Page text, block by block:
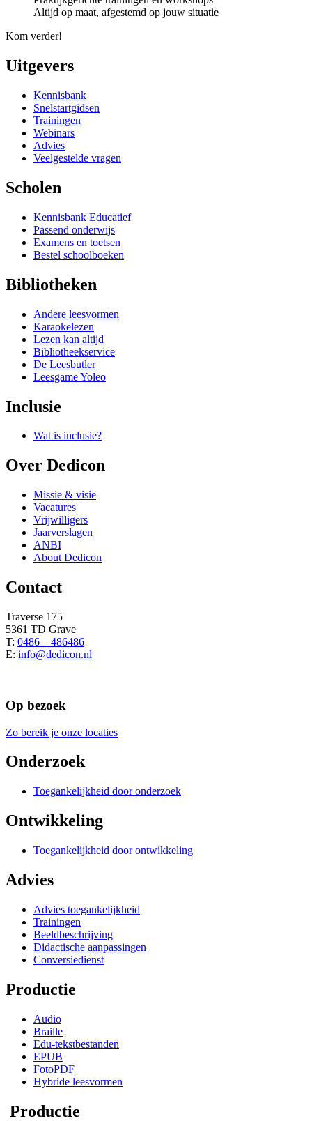
Altijd op maat, afgestemd op jouw situatie
Kom verder!
Uitgevers
Kennisbank
Snelstartgidsen
Trainingen
Webinars
Advies
Veelgestelde vragen
Scholen
Kennisbank Educatief
Passend onderwijs
Examens en toetsen
Bestel schoolboeken
Bibliotheken
Andere leesvormen
Karaokelezen
Lezen kan altijd
Bibliotheekservice
De Leesbutler
Leesgame Yoleo
Inclusie
Wat is inclusie?
Over Dedicon
Missie & visie
Vacatures
Vrijwilligers
Jaarverslagen
ANBI
About Dedicon
Contact
Traverse 175
5361 TD Grave
T: 0486 – 486486
E: info@dedicon.nl
Op bezoek
Zo bereik je onze locaties
Onderzoek
Toegankelijkheid door onderzoek
Ontwikkeling
Toegankelijkheid door ontwikkeling
Advies
Advies toegankelijkheid
Trainingen
Beeldbeschrijving
Didactische aanpassingen
Conversiedienst
Productie
Audio
Braille
Edu-tekstbestanden
EPUB
FotoPDF
Hybride leesvormen
Productie